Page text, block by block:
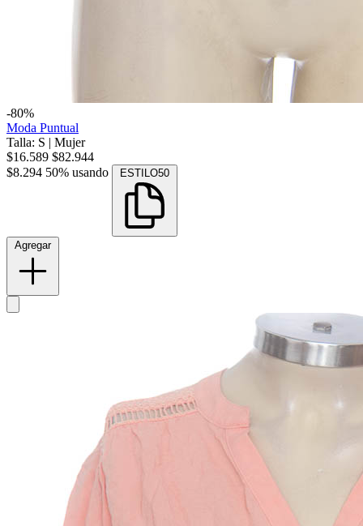
-80%
Moda Puntual
Talla: S | Mujer
$16.589 $82.944
$8.294 50% usando ESTILO50
Agregar